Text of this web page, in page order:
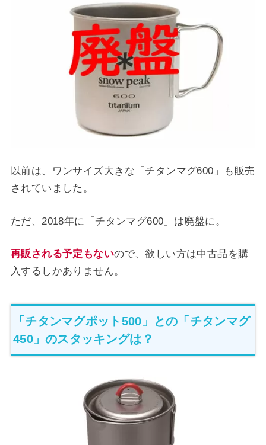
以前は、ワンサイズ大きな「チタンマグ600」も販売
されていました。
ただ、2018年に「チタンマグ600」は廃盤に。
再販される予定もないので、欲しい方は中古品を購
入するしかありません。
「チタンマグポット500」との「チタンマグ
450」のスタッキングは？